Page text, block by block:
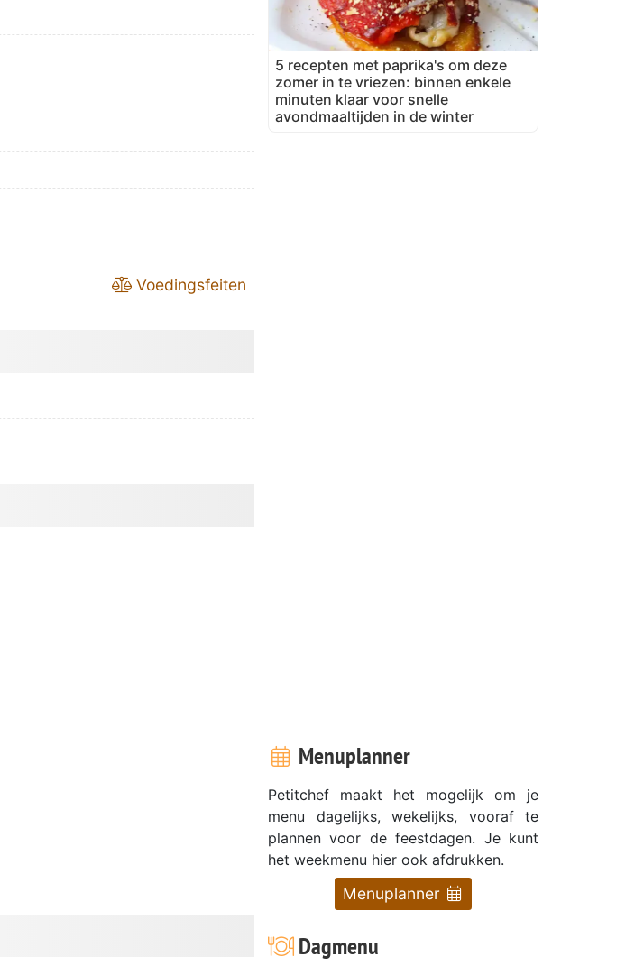
Voedingsfeiten
5 recepten met paprika's om deze
zomer in te vriezen: binnen enkele
minuten klaar voor snelle
avondmaaltijden in de winter
Menuplanner
Petitchef maakt het mogelijk om je
menu dagelijks, wekelijks, vooraf te
plannen voor de feestdagen. Je kunt
het weekmenu hier ook afdrukken.
Menuplanner
Dagmenu